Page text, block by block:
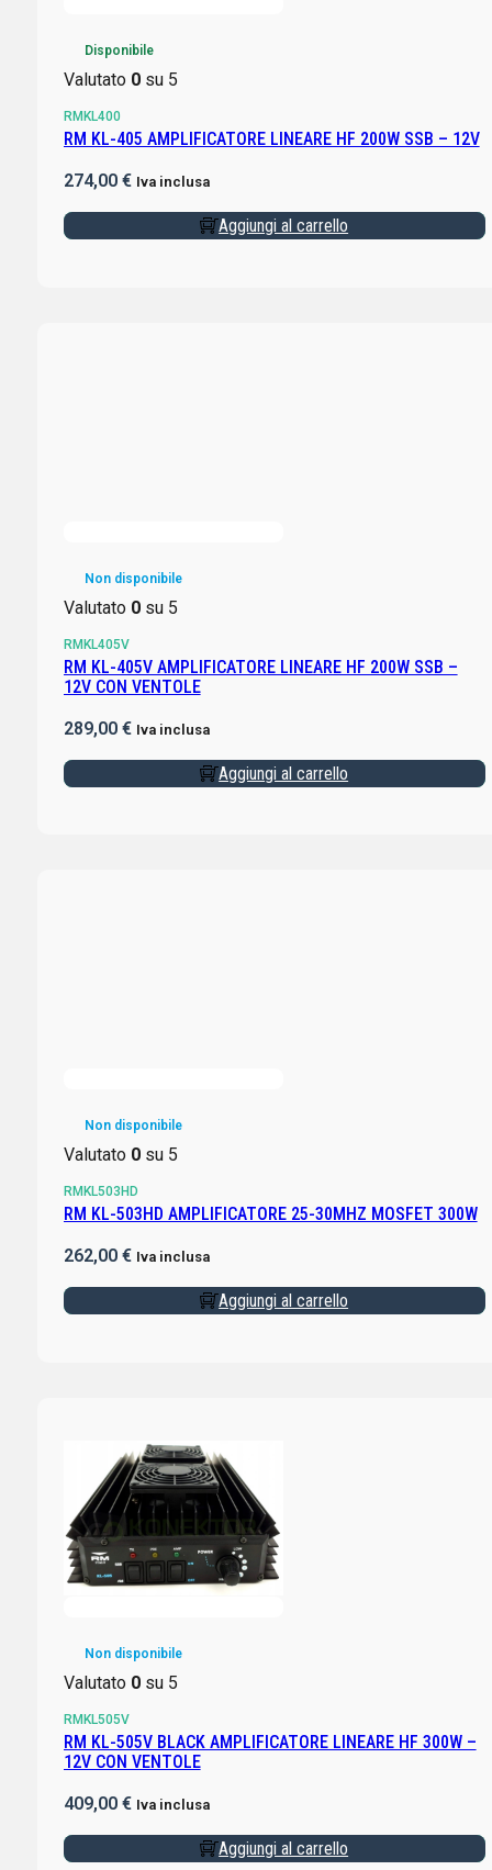
Disponibile
Valutato 0su 5
RMKL400
RM KL-405 AMPLIFICATORE LINEARE HF 200W SSB – 12V
274,00 € Iva inclusa
Aggiungi al carrello
Non disponibile
Valutato 0su 5
RMKL405V
RM KL-405V AMPLIFICATORE LINEARE HF 200W SSB –
12V CON VENTOLE
289,00 € Iva inclusa
Aggiungi al carrello
Non disponibile
Valutato 0su 5
RMKL503HD
RM KL-503HD AMPLIFICATORE 25-30MHZ MOSFET 300W
262,00 € Iva inclusa
Aggiungi al carrello
Non disponibile
Valutato 0su 5
RMKL505V
RM KL-505V BLACK AMPLIFICATORE LINEARE HF 300W –
12V CON VENTOLE
409,00 € Iva inclusa
Aggiungi al carrello